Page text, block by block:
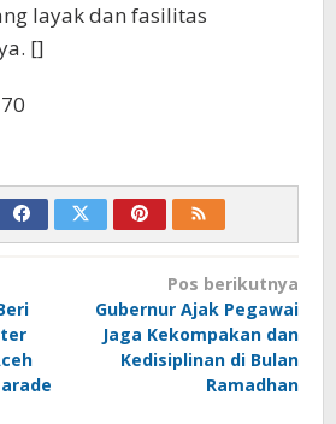
layak dan fasilitas
[]
Pos berikutnya
Gubernur Ajak Pegawai
Jaga Kekompakan dan
Kedisiplinan di Bulan
Ramadhan